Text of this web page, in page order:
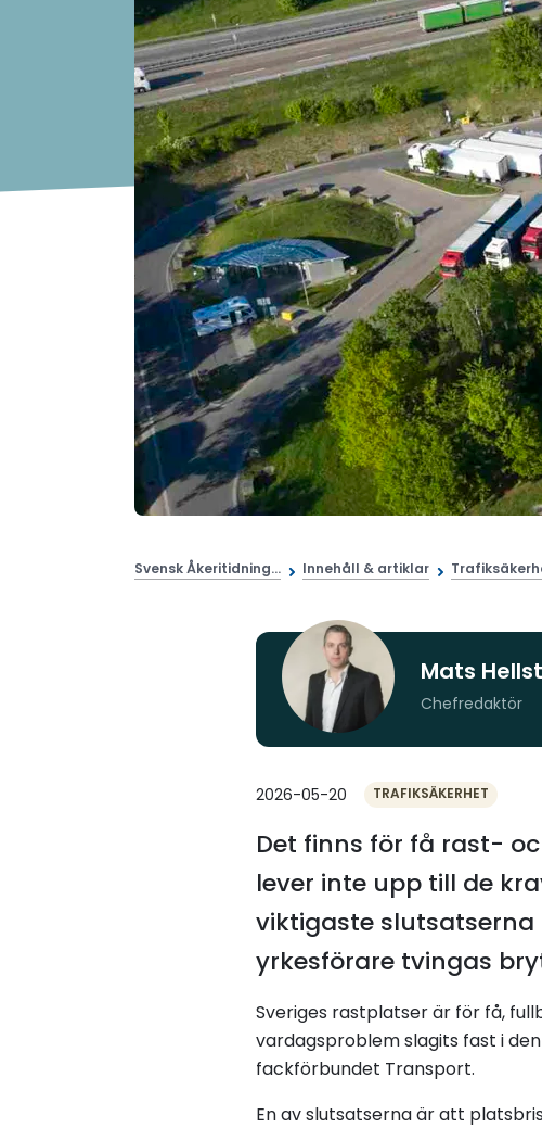
Svensk Åkeritidning... Innehåll & artiklar
Mats
Chefredaktör
2026-05-20 TRAFIKSÄKERHET
Det finns för få rast-
lever inte upp till de
viktigaste
yrkesförare tvingas
Sveriges rastplatser är för få,
vardagsproblem slagits fast i
fackförbundet Transport.
En av slutsatserna är att